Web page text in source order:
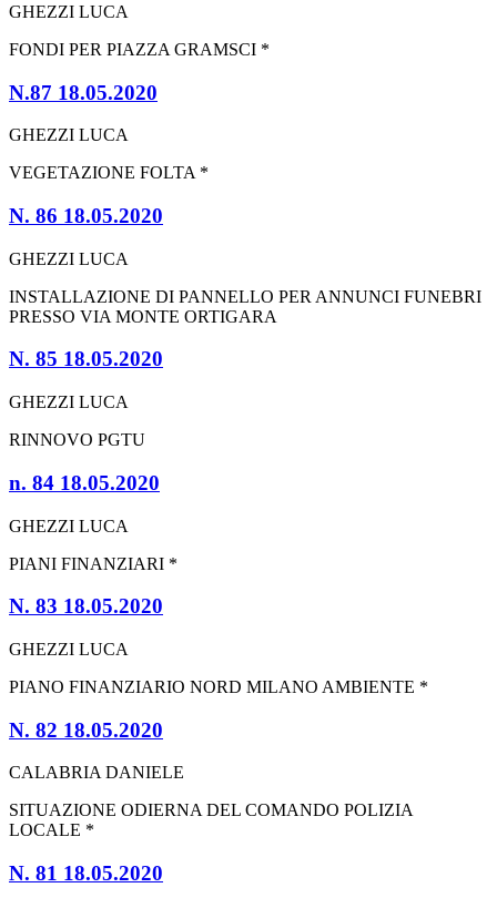
GHEZZI LUCA
FONDI PER PIAZZA GRAMSCI *
N.87 18.05.2020
GHEZZI LUCA
VEGETAZIONE FOLTA *
N. 86 18.05.2020
GHEZZI LUCA
INSTALLAZIONE DI PANNELLO PER ANNUNCI FUNEBRI
PRESSO VIA MONTE ORTIGARA
N. 85 18.05.2020
GHEZZI LUCA
RINNOVO PGTU
n. 84 18.05.2020
GHEZZI LUCA
PIANI FINANZIARI *
N. 83 18.05.2020
GHEZZI LUCA
PIANO FINANZIARIO NORD MILANO AMBIENTE *
N. 82 18.05.2020
CALABRIA DANIELE
SITUAZIONE ODIERNA DEL COMANDO POLIZIA
LOCALE *
N. 81 18.05.2020